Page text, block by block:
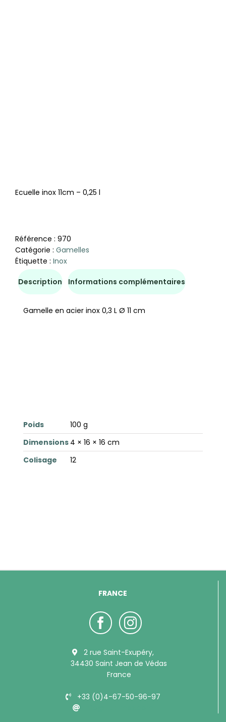
Ecuelle inox 11cm – 0,25 l
Référence : 970
Catégorie : Gamelles
Étiquette : Inox
Description Informations complémentaires
Gamelle en acier inox 0,3 L Ø 11 cm
Poids
100 g
Dimensions 4 × 16 × 16 cm
Colisage
12
FRANCE
2 rue Saint-Exupéry,
34430 Saint Jean de Védas
France
+33 (0)4-67-50-96-97